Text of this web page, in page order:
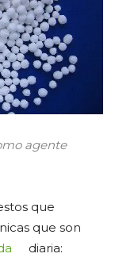
agente
que
que son
diaria: